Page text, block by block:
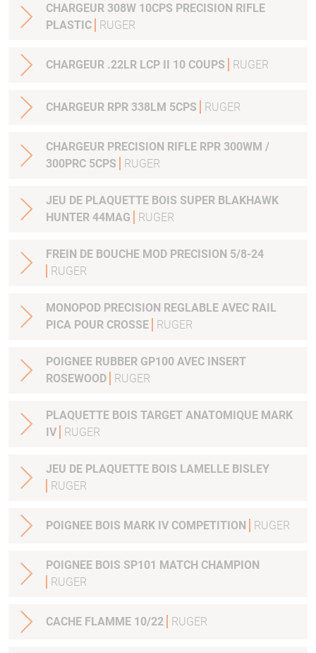
CHARGEUR 308W 10CPS PRECISION RIFLE
PLASTIC
RUGER
CHARGEUR .22LR LCP II 10 COUPS RUGER
CHARGEUR RPR 338LM 5CPS RUGER
CHARGEUR PRECISION RIFLE RPR 300WM /
300PRC 5CPS
RUGER
JEU DE PLAQUETTE BOIS SUPER BLAKHAWK
HUNTER 44MAG
RUGER
FREIN DE BOUCHE MOD PRECISION 5/8-24
RUGER
MONOPOD PRECISION REGLABLE AVEC RAIL
PICA POUR CROSSE
RUGER
POIGNEE RUBBER GP100 AVEC INSERT
ROSEWOOD
RUGER
PLAQUETTE BOIS TARGET ANATOMIQUE MARK
IV
RUGER
JEU DE PLAQUETTE BOIS LAMELLE BISLEY
RUGER
POIGNEE BOIS MARK IV COMPETITION RUGER
POIGNEE BOIS SP101 MATCH CHAMPION
RUGER
CACHE FLAMME 10/22 RUGER